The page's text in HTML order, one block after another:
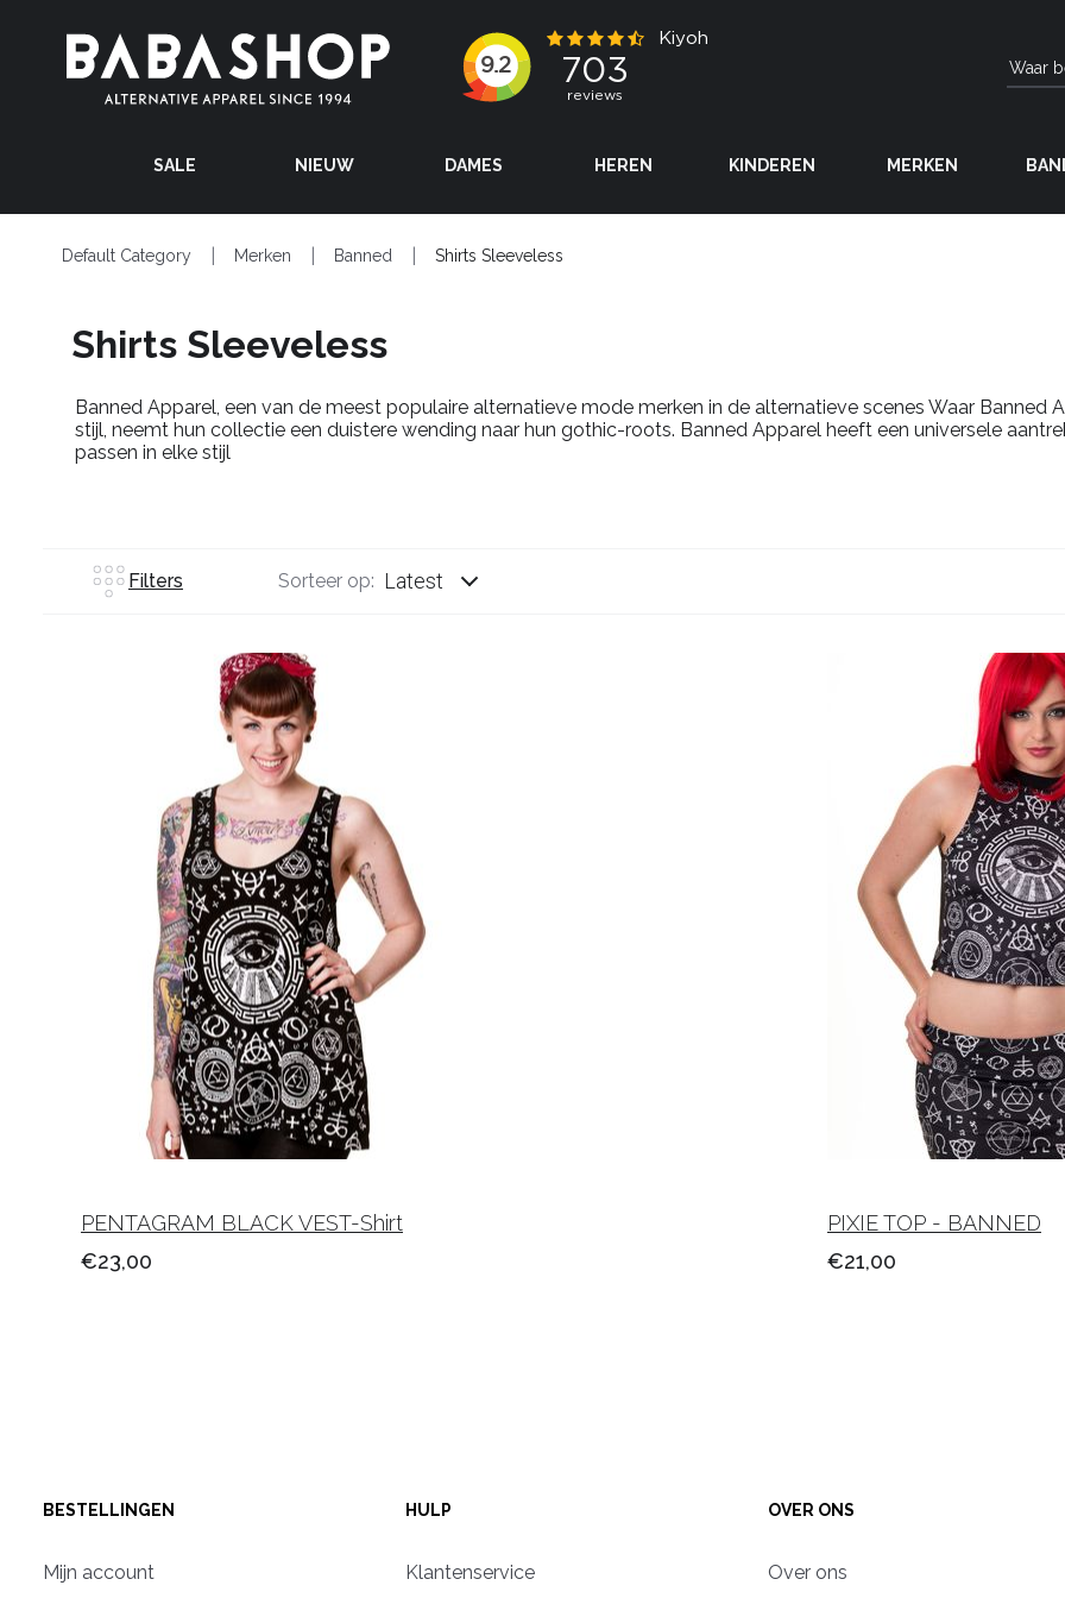
SALE NIEUW DAMES HEREN KINDEREN MERKEN
Default Category Merken Banned Shirts Sleeveless
Shirts Sleeveless
Banned Apparel, een van de meest populaire alternatieve mode merken in de alternatieve scenes Waar Banned
stijl, neemt hun collectie een duistere wending naar hungothic-roots. Banned Apparel heeft een universele
passen in elke stijl
Filters Sorteer op: Latest
PENTAGRAM BLACK VEST-Shirt
€23,00
PIXIE TOP - BANNED
€21,00
BESTELLINGEN
Mijn account
HULP
Klantenservice
OVER ONS
Over ons